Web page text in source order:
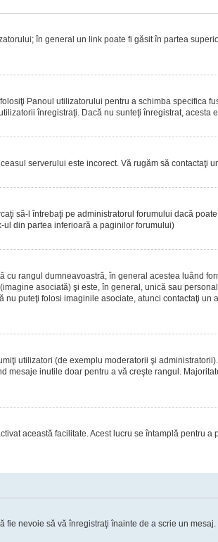
în general un link poate fi găsit în partea
Panoul utilizatorului pentru a schimba specifica
înregistraţi. Dacă nu sunteţi înregistrat, acesta
serverului este incorect. Vă rugăm să contactaţi
să-l întrebaţi pe administratorul forumului dacă
ul din partea inferioară a paginilor forumului)
rangul dumneavoastră, în general acestea luând
asociată) şi este, în general, unică sau
puteţi folosi imaginile asociate, atunci contactaţi un
utilizatori (de exemplu moderatorii şi
inutile doar pentru a vă creşte rangul.
această facilitate. Acest lucru se întamplă pentru
nevoie să vă înregistraţi înainte de a scrie un